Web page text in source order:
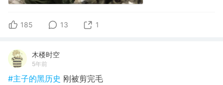
185 13 1
木楼时空
5年前
#主子的黑历史 刚被剪完毛